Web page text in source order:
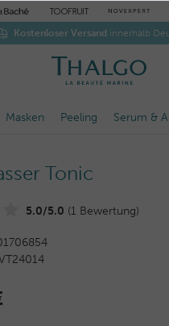
Kostenloser Versand innerhalb
Masken Peeling Serum &
Tonic
5.0/5.0 (1 Bewertung)